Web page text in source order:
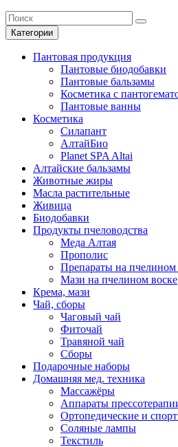
Категории
Пантовая продукция
Пантовые биодобавки
Пантовые бальзамы
Косметика с
Пантовые ванны
Косметика
Силапант
АлтайБио
Planet SPA Altai
Алтайские бальзамы
Животные жиры
Масла растительные
Живица
Биодобавки
Продукты пчеловодства
Меда Алтая
Прополис
Препараты на
Мази на пчелином воске
Крема, мази
Чай, сборы
Чаговый чай
Фиточай
Травяной чай
Сборы
Подарочные наборы
Домашняя мед. техника
Массажёры
Аппараты
Ортопедические и
Соляные лампы
Текстиль